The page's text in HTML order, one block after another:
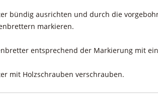
bündig ausrichten und durch die
markieren.
entsprechend der Markierung mit
mit Holzschrauben verschrauben.